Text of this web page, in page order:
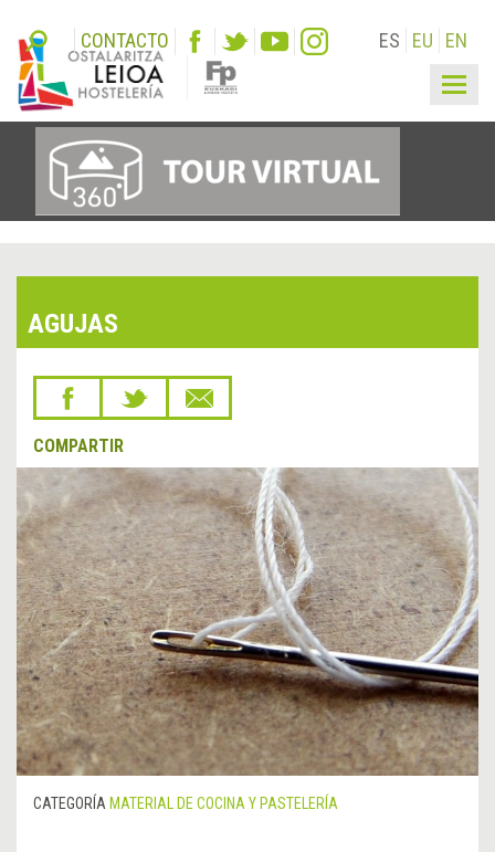
CONTACTO ES EU EN
AGUJAS
COMPARTIR
CATEGORÍA MATERIAL DE COCINA Y PASTELERÍA